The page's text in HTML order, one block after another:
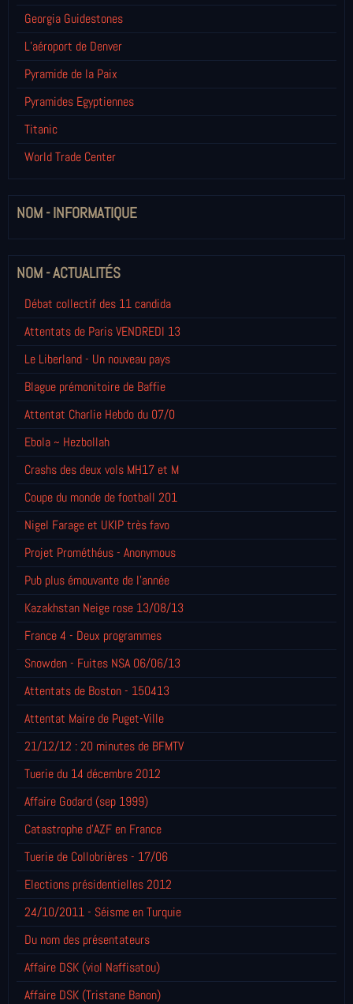
Georgia Guidestones
L’aéroport de Denver
Pyramide de la Paix
Pyramides Egyptiennes
Titanic
World Trade Center
NOM - INFORMATIQUE
NOM - ACTUALITÉS
Débat collectif des 11 candida
Attentats de Paris VENDREDI 13
Le Liberland - Un nouveau pays
Blague prémonitoire de Baffie
Attentat Charlie Hebdo du 07/0
Ebola ~ Hezbollah
Crashs des deux vols MH17 et M
Coupe du monde de football 201
Nigel Farage et UKIP très favo
Projet Prométhéus - Anonymous
Pub plus émouvante de l'année
Kazakhstan Neige rose 13/08/13
France 4 - Deux programmes
Snowden - Fuites NSA 06/06/13
Attentats de Boston - 150413
Attentat Maire de Puget-Ville
21/12/12 : 20 minutes de BFMTV
Tuerie du 14 décembre 2012
Affaire Godard (sep 1999)
Catastrophe d'AZF en France
Tuerie de Collobrières - 17/06
Elections présidentielles 2012
24/10/2011 - Séisme en Turquie
Du nom des présentateurs
Affaire DSK (viol Naffisatou)
Affaire DSK (Tristane Banon)